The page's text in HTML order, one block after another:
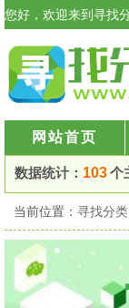
您好，欢迎来到寻找
网站首页
数据统计： 103个
当前位置： 寻找分